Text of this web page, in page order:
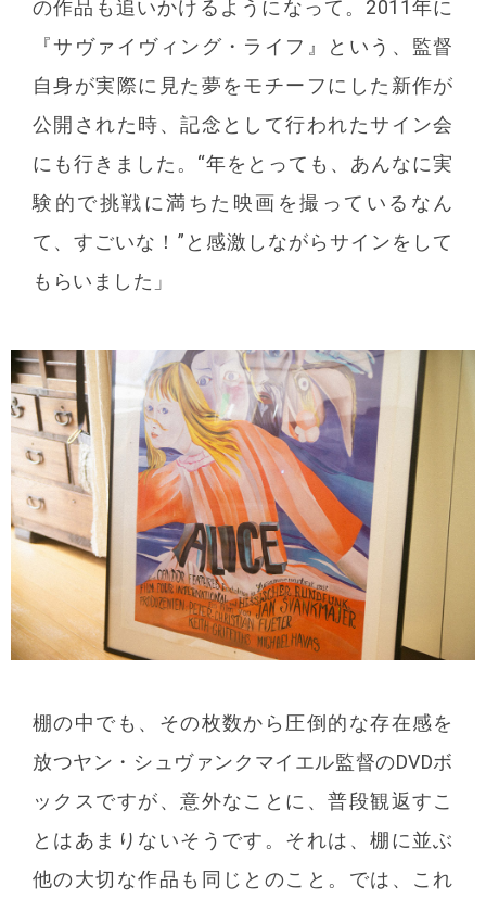
の作品も追いかけるようになって。2011年に
『サヴァイヴィング・ライフ』という、監督
自身が実際に見た夢をモチーフにした新作が
公開された時、記念として行われたサイン会
にも行きました。“年をとっても、あんなに実
験的で挑戦に満ちた映画を撮っているなん
て、すごいな！”と感激しながらサインをして
もらいました」
棚の中でも、その枚数から圧倒的な存在感を
放つヤン・シュヴァンクマイエル監督のDVDボ
ックスですが、意外なことに、普段観返すこ
とはあまりないそうです。それは、棚に並ぶ
他の大切な作品も同じとのこと。では、これ